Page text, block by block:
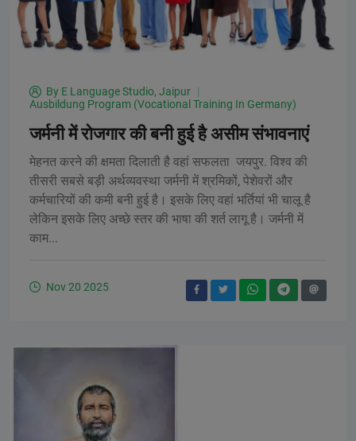
By E Language Studio, Jaipur
Ausbildung Program (Vocational Training In Germany)
जर्मनी में रोजगार की बनी हुई है असीम संभावनाएं
मेहनत करने की क्षमता दिलाती है वहां सफलता जयपुर. विश्व की
तीसरी सबसे बड़ी अर्थव्यवस्था जर्मनी में श्रमिकों, पेशेवरों और
कर्मचारियों की कमी बनी हुई है। इसके लिए वहां भर्तियां भी चालू है
लेकिन इसके लिए अच्छे स्तर की भाषा की शर्त लागू है। जर्मनी में
काम...
Nov 20 2025